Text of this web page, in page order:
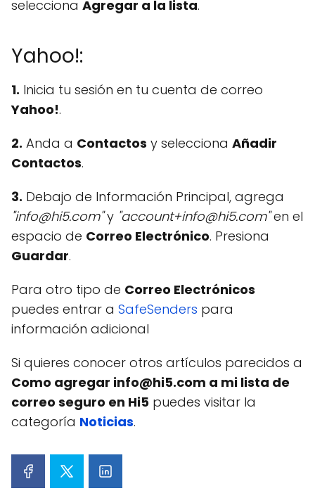
selecciona Agregar a la lista.
Yahoo!:
1. Inicia tu sesión en tu cuenta de correo
Yahoo!.
2. Anda a Contactos y selecciona Añadir
Contactos.
3. Debajo de Información Principal, agrega
"info@hi5.com"y "account+info@hi5.com"en el
espacio de Correo Electrónico. Presiona
Guardar.
Para otro tipo de Correo Electrónicos
puedes entrar a SafeSenders para
información adicional
Si quieres conocer otros artículos parecidos a
Como agregar info@hi5.com a mi lista de
correo seguro en Hi5 puedes visitar la
categoría Noticias.